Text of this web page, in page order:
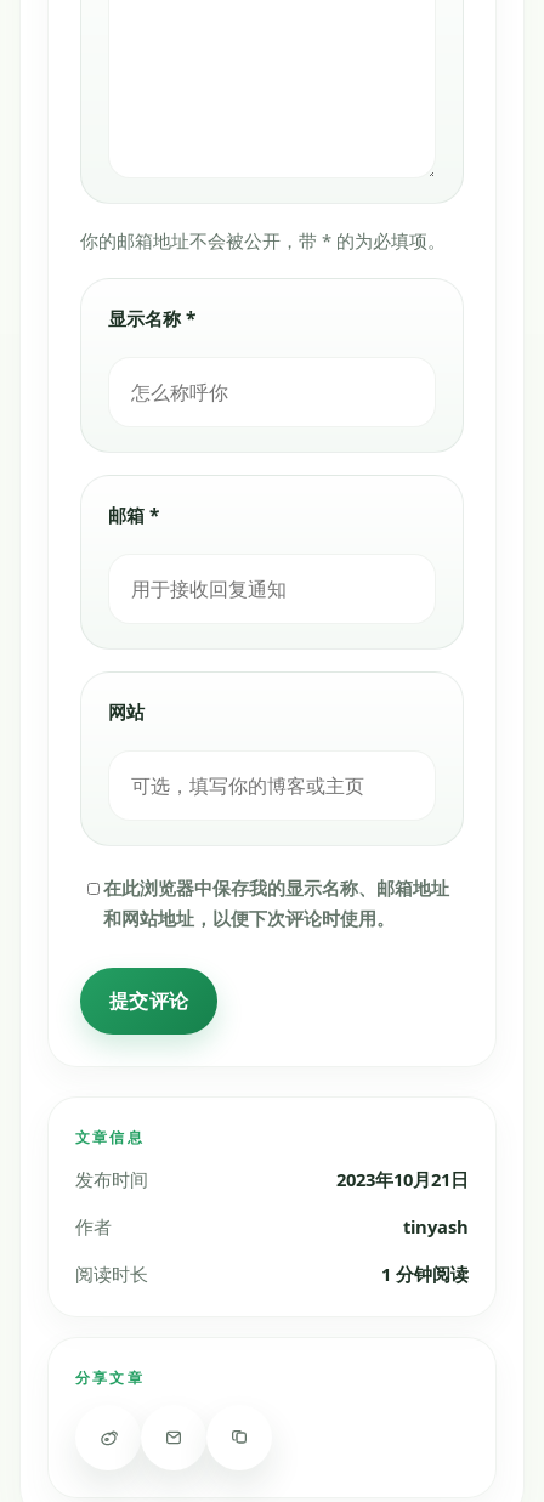
文章信息
发布时间
2023年10月21日
作者
tinyash
阅读时长
1 分钟阅读
分享文章
你的邮箱地址不会被公开，带 * 的为必填项。
显示名称 *
邮箱 *
网站
在此浏览器中保存我的显示名称、邮箱地址
和网站地址，以便下次评论时使用。